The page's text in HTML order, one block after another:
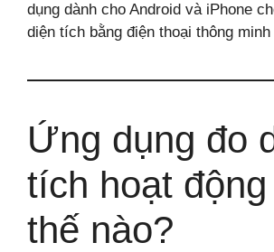
dụng dành cho Android và iPhone
diện tích bằng điện thoại thông
Ứng dụng đo
tích hoạt
thế nào?